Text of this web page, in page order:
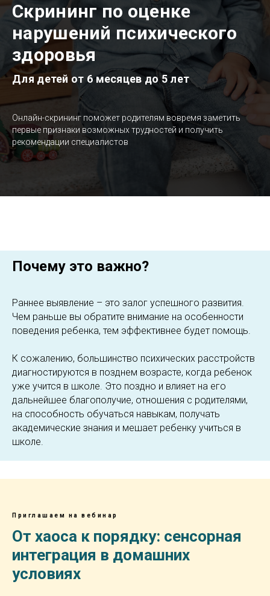
Скрининг по оценке
нарушений психического
здоровья
Для детей от 6 месяцев до 5 лет
Онлайн-скрининг поможет родителям вовремя заметить
первые признаки возможных трудностей и получить
рекомендации специалистов
Почему это важно?
Раннее выявление – это залог успешного развития.
Чем раньше вы обратите внимание на особенности
поведения ребенка, тем эффективнее будет помощь.
К сожалению, большинство психических расстройств
диагностируются в позднем возрасте, когда ребенок
уже учится в школе. Это поздно и влияет на его
дальнейшее благополучие, отношения с родителями,
на способность обучаться навыкам, получать
академические знания и мешает ребенку учиться в
школе.
Приглашаем на вебинар
От хаоса к порядку: сенсорная
интеграция в домашних
условиях